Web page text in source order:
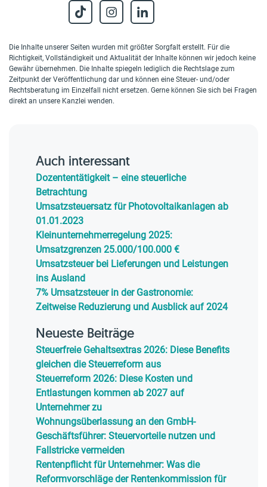
Die Inhalte unserer Seiten wurden mit größter Sorgfalt erstellt. Für die
Richtigkeit, Vollständigkeit und Aktualität der Inhalte können wir jedoch keine
Gewähr übernehmen. Die Inhalte spiegeln lediglich die Rechtslage zum
Zeitpunkt der Veröffentlichung dar und können eine Steuer- und/oder
Rechtsberatung im Einzelfall nicht ersetzen. Gerne können Sie sich bei Fragen
direkt an unsere Kanzlei wenden.
Auch interessant
Dozententätigkeit – eine steuerliche
Betrachtung
Umsatzsteuersatz für Photovoltaikanlagen ab
01.01.2023
Kleinunternehmerregelung 2025:
Umsatzgrenzen 25.000/100.000 €
Umsatzsteuer bei Lieferungen und Leistungen
ins Ausland
7% Umsatzsteuer in der Gastronomie:
Zeitweise Reduzierung und Ausblick auf 2024
Neueste Beiträge
Steuerfreie Gehaltsextras 2026: Diese Benefits
gleichen die Steuerreform aus
Steuerreform 2026: Diese Kosten und
Entlastungen kommen ab 2027 auf
Unternehmer zu
Wohnungsüberlassung an den GmbH-
Geschäftsführer: Steuervorteile nutzen und
Fallstricke vermeiden
Rentenpflicht für Unternehmer: Was die
Reformvorschläge der Rentenkommission für